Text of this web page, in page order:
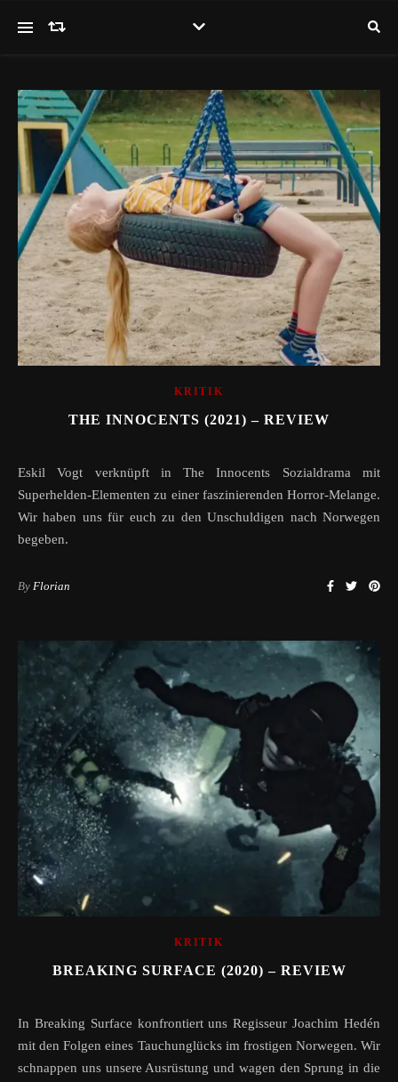
KRITIK
THE INNOCENTS (2021) – REVIEW
Eskil Vogt verknüpft in The Innocents Sozialdrama mit
Superhelden-Elementen zu einer faszinierenden Horror-Melange.
Wir haben uns für euch zu den Unschuldigen nach Norwegen
begeben.
By Florian
KRITIK
BREAKING SURFACE (2020) – REVIEW
In Breaking Surface konfrontiert uns Regisseur Joachim Hedén
mit den Folgen eines Tauchunglücks im frostigen Norwegen. Wir
schnappen uns unsere Ausrüstung und wagen den Sprung in die